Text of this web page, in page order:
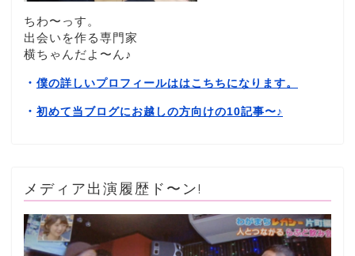
ちわ〜っす。
出会いを作る専門家
横ちゃんだよ〜ん♪
・ 僕の詳しいプロフィールははこちちになります。
・ 初めて当ブログにお越しの方向けの10記事〜♪
メディア出演履歴ド〜ン!